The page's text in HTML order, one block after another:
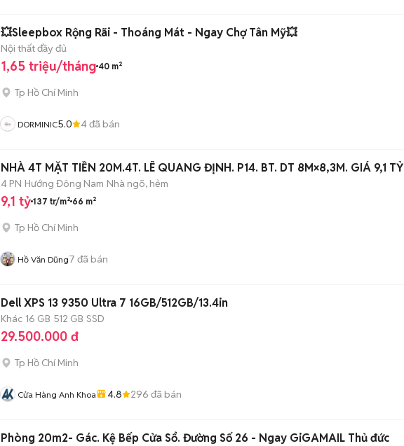
💥Sleepbox Rộng Rãi - Thoáng Mát - Ngay Chợ Tân Mỹ💥
Nội thất đầy đủ
1,65 triệu/tháng 40 m²
Tp Hồ Chí Minh
DORMINIC5.0 4đã bán
NHÀ 4T MẶT TIỀN 20M.4T. LÊ QUANG ĐỊNH. P14. BT. DT 8M×8,3M. GIÁ 9,1 TỶ
4 PN Hướng Đông Nam Nhà ngõ, hẻm
9,1 tỷ 137 tr/m² 66 m²
Tp Hồ Chí Minh
Hồ Văn Dũng7 đã bán
Dell XPS 13 9350 Ultra 7 16GB/512GB/13.4in
Khác 16 GB 512 GB SSD
29.500.000 đ
Tp Hồ Chí Minh
Cửa Hàng Anh Khoa 4.8 296 đã bán
Phòng 20m2- Gác. Kệ Bếp Cửa Sổ. Đường Số 26 - Ngay GiGAMAIL Thủ đức